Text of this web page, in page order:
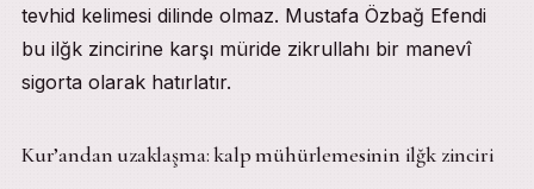
tevhid kelimesi dilinde olmaz. Mustafa Özbağ Efendi
bu ilğk zincirine karşı müride zikrullahı bir manevî
sigorta olarak hatırlatır.
Kur’andan uzaklaşma: kalp mühürlemesinin ilğk zinciri